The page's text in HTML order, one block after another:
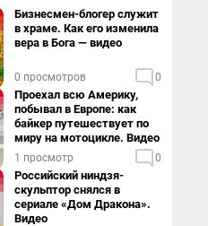
Бизнесмен-блогер служит
в храме. Как его изменила
вера в Бога — видео
0 просмотров 0
Проехал всю Америку,
побывал в Европе: как
байкер путешествует по
миру на мотоцикле. Видео
1 просмотр 0
Российский ниндзя-
скульптор снялся в
сериале «Дом Дракона».
Видео